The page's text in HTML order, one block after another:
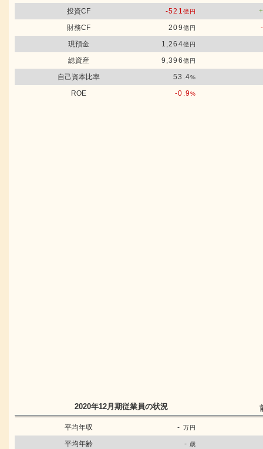
投資CF
-521億円
財務CF
209億円
現預金
1,264億円
総資産 9,396億円
自己資本比率 53.4%
ROE -0.9%
2020年12月期従業員の状況
平均年収 - 万円
平均年齢 - 歳